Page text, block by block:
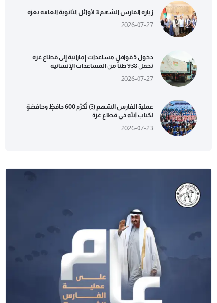
زيارة الفارس الشهم 3 لأوائل الثانوية العامة بغزة
2026-07-27
دخول 5 قوافل مساعدات إماراتية إلى قطاع غزة
تحمل 938 طناً من المساعدات الإنسانية
2026-07-27
عملية الفارس الشهم (3) تُكرّم 600 حافظٍ وحافظةٍ
لكتاب الله في قطاع غزة
2026-07-23